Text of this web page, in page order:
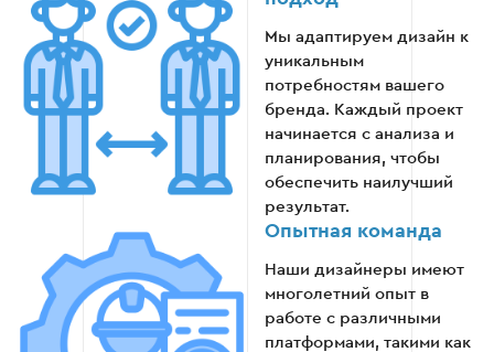
Этап 5
Мы адаптируем дизайн к
уникальным
потребностям вашего
бренда. Каждый проект
начинается с анализа и
планирования, чтобы
обеспечить наилучший
результат.
Опытная команда
Наши дизайнеры имеют
многолетний опыт в
работе с различными
платформами, такими как